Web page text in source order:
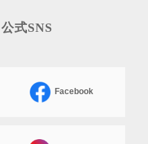
式SNS
Facebook